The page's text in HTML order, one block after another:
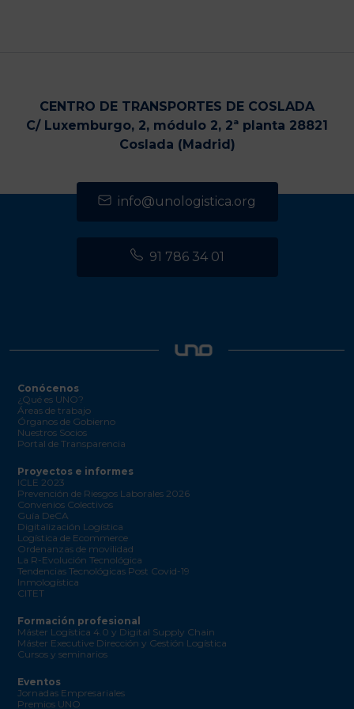
CENTRO DE TRANSPORTES DE COSLADA
C/ Luxemburgo, 2, módulo 2, 2ª planta 28821
Coslada (Madrid)
info@unologistica.org
91 786 34 01
Conócenos
¿Qué es UNO?
Áreas de trabajo
Órganos de Gobierno
Nuestros Socios
Portal de Transparencia
Proyectos e informes
ICLE 2023
Prevención de Riesgos Laborales 2026
Convenios Colectivos
Guía DeCA
Digitalización Logística
Logística de Ecommerce
Ordenanzas de movilidad
La R-Evolución Tecnológica
Tendencias Tecnológicas Post Covid-19
Inmologística
CITET
Formación profesional
Máster Logística 4.0 y Digital Supply Chain
Máster Executive Dirección y Gestión Logística
Cursos y seminarios
Eventos
Jornadas Empresariales
Premios UNO